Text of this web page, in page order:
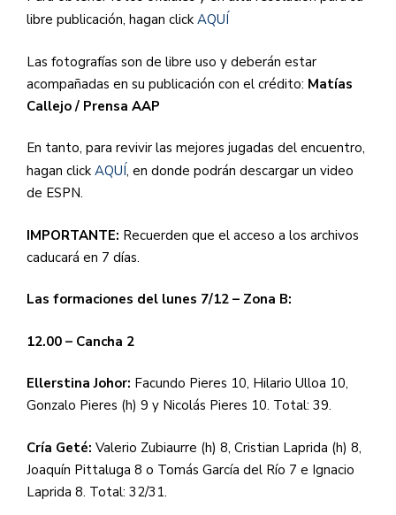
libre publicación, hagan click AQUÍ
Las fotografías son de libre uso y deberán estar
acompañadas en su publicación con el crédito: Matías
Callejo / Prensa AAP
En tanto, para revivir las mejores jugadas del encuentro,
hagan click AQUÍ, en donde podrán descargar un video
de ESPN.
IMPORTANTE: Recuerden que el acceso a los archivos
caducará en 7 días.
Las formaciones del lunes 7/12 – Zona B:
12.00 – Cancha 2
Ellerstina Johor: Facundo Pieres 10, Hilario Ulloa 10,
Gonzalo Pieres (h) 9 y Nicolás Pieres 10. Total: 39.
Cría Geté: Valerio Zubiaurre (h) 8, Cristian Laprida (h) 8,
Joaquín Pittaluga 8 o Tomás García del Río 7 e Ignacio
Laprida 8. Total: 32/31.